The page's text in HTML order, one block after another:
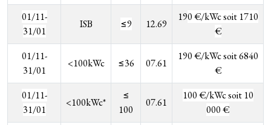
01/11-
31/01
ISB ≤9 12.69
190 €/kWc soit 1710
€
01/11-
31/01
<100kWc ≤36 07.61
190 €/kWc soit 6840
€
01/11-
31/01
<100kWc*
≤
100
07.61
100 €/kWc soit 10
000 €